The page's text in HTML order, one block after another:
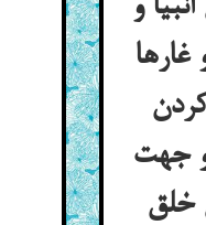
و
غارها
جهت
خلق